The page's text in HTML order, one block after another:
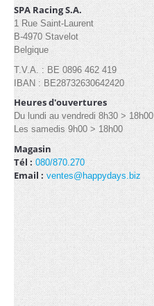
Industrielle/Pagode (13)
CONTACT
SPA Racing S.A.
1 Rue Saint-Laurent
B-4970 Stavelot
Belgique
T.V.A. : BE 0896 462 419
IBAN : BE28732630642420
Heures d'ouvertures
Du lundi au vendredi 8h30 > 18h00
Les samedis 9h00 > 18h00
Magasin
Tél : 080/870.270
Email : ventes@happydays.biz